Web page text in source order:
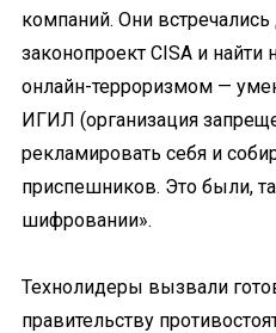
компаний. Они встречались
законопроект CISA и
онлайн-терроризмом —
ИГИЛ (организация
рекламировать себя и
приспешников. Это были,
шифровании».
Технолидеры вызвали
правительству